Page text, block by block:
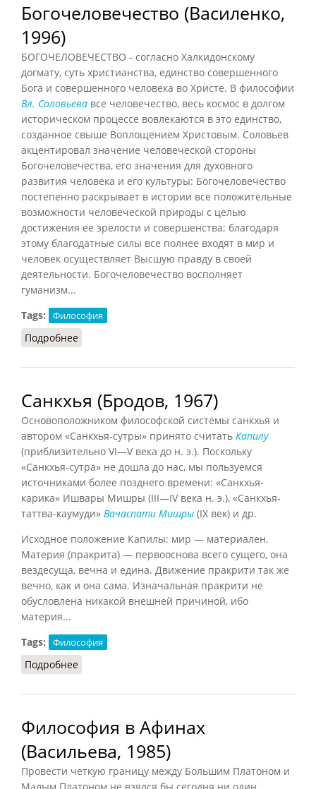
Богочеловечество (Василенко,
1996)
БОГОЧЕЛОВЕЧЕСТВО - согласно Халкидонскому
догмату, суть христианства, единство совершенного
Бога и совершенного человека во Христе. В философии
Вл. Соловьева все человечество, весь космос в долгом
историческом процессе вовлекаются в это единство,
созданное свыше Воплощением Христовым. Соловьев
акцентировал значение человеческой стороны
Богочеловечества, его значения для духовного
развития человека и его культуры: Богочеловечество
постепенно раскрывает в истории все положительные
возможности человеческой природы с целью
достижения ее зрелости и совершенства; благодаря
этому благодатные силы все полнее входят в мир и
человек осуществляет Высшую правду в своей
деятельности. Богочеловечество восполняет
гуманизм...
Tags:
Философия
Подробнее
Санкхья (Бродов, 1967)
Основоположником философской системы санкхья и
автором «Санкхья-сутры» принято считать Капилу
(приблизительно VI—V века до н. э.). Поскольку
«Санкхья-сутра» не дошла до нас, мы пользуемся
источниками более позднего времени: «Санкхья-
карика» Ишвары Мишры (III—IV века н. э.), «Санкхья-
таттва-каумуди» Вачаспати Мишры (IX век) и др.
Исходное положение Капилы: мир — материален.
Материя (пракрита) — первооснова всего сущего, она
вездесуща, вечна и едина. Движение пракрити так же
вечно, как и она сама. Изначальная пракрити не
обусловлена никакой внешней причиной, ибо
материя...
Tags:
Философия
Подробнее
Философия в Афинах
(Васильева, 1985)
Провести четкую границу между Большим Платоном и
Малым Платоном не взялся бы сегодня ни один